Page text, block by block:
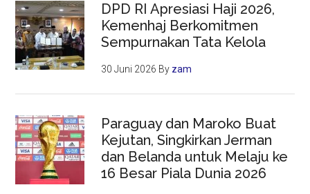
DPD RI Apresiasi Haji 2026,
Kemenhaj Berkomitmen
Sempurnakan Tata Kelola
30 Juni 2026 By zam
Paraguay dan Maroko Buat
Kejutan, Singkirkan Jerman
dan Belanda untuk Melaju ke
16 Besar Piala Dunia 2026